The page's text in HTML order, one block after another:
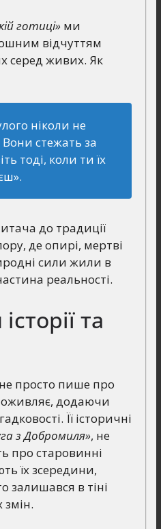
готиці»ми
відчуттям
серед живих. Як
ніколи не
стежать за
тоді, коли ти їх
до традиції
де опирі, мертві
сили жили в
реальності.
та
просто пише про
додаючи
Її історичні
з Добромиля», не
про старовинні
їх зсередини,
залишався в тіні
змін.